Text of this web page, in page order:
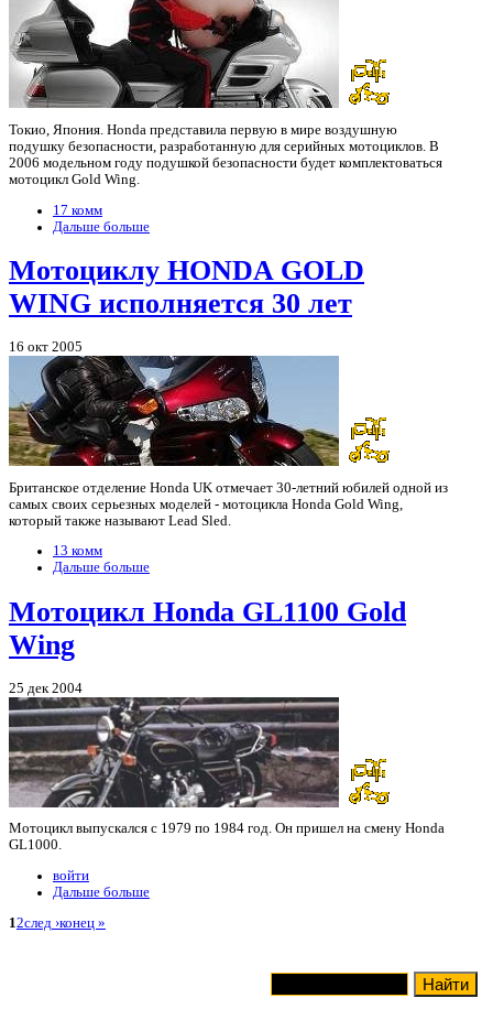
Токио, Япония. Honda представила первую в мире воздушную
подушку безопасности, разработанную для серийных мотоциклов. В
2006 модельном году подушкой безопасности будет комплектоваться
мотоцикл Gold Wing.
17 комм
Дальше больше
Мотоциклу HONDA GOLD
WING исполняется 30 лет
16 окт 2005
Британское отделение Honda UK отмечает 30-летний юбилей одной из
самых своих серьезных моделей - мотоцикла Honda Gold Wing,
который также называют Lead Sled.
13 комм
Дальше больше
Мотоцикл Honda GL1100 Gold
Wing
25 дек 2004
Мотоцикл выпускался с 1979 по 1984 год. Он пришел на смену Honda
GL1000.
войти
Дальше больше
12след ›конец »